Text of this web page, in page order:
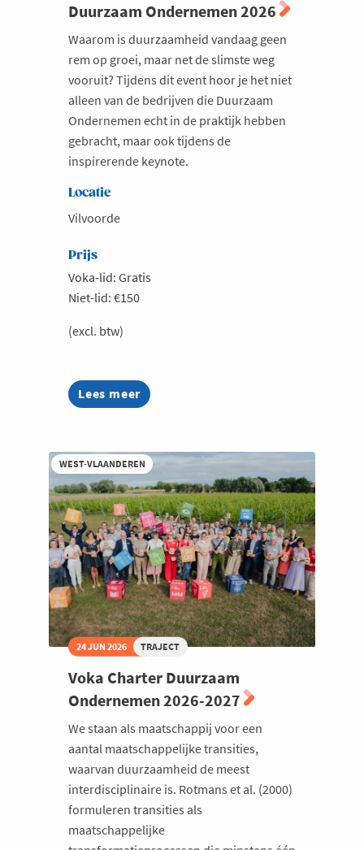
Duurzaam Ondernemen 2026
Waarom is duurzaamheid vandaag geen
rem op groei, maar net de slimste weg
vooruit? Tijdens dit event hoor je het niet
alleen van de bedrijven die Duurzaam
Ondernemen echt in de praktijk hebben
gebracht, maar ook tijdens de
inspirerende keynote.
Locatie
Vilvoorde
Prijs
Voka-lid: Gratis
Niet-lid: €150
(excl. btw)
Lees meer
about
Uitreiking
Duurzaam
Ondernemen
2026
WEST-VLAANDEREN
24 JUN 2026 TRAJECT
Voka Charter Duurzaam
Ondernemen 2026-2027
We staan als maatschappij voor een
aantal maatschappelijke transities,
waarvan duurzaamheid de meest
interdisciplinaire is. Rotmans et al. (2000)
formuleren transities als
maatschappelijke